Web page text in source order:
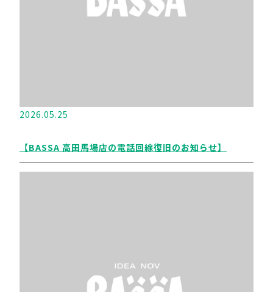
2026.05.25
【BASSA 高田馬場店の電話回線復旧のお知らせ】